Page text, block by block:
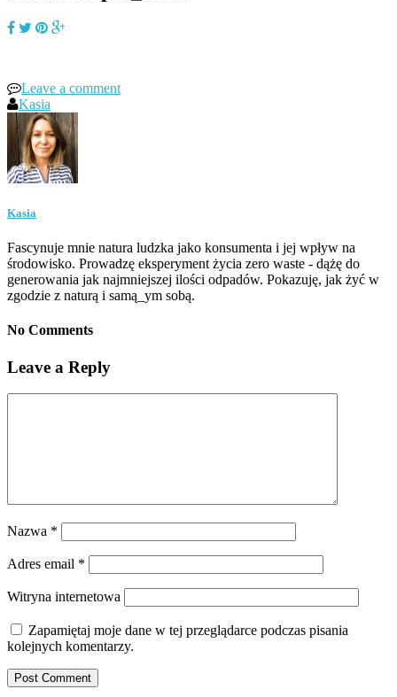
Leave a comment
Kasia
Kasia
Fascynuje mnie natura ludzka jako konsumenta i jej wpływ na
środowisko. Prowadzę eksperyment życia zero waste - dążę do
generowania jak najmniejszej ilości odpadów. Pokazuję, jak żyć w
zgodzie z naturą i samą_ym sobą.
No Comments
Leave a Reply
Nazwa *
Adres email *
Witryna internetowa
Zapamiętaj moje dane w tej przeglądarce podczas pisania
kolejnych komentarzy.